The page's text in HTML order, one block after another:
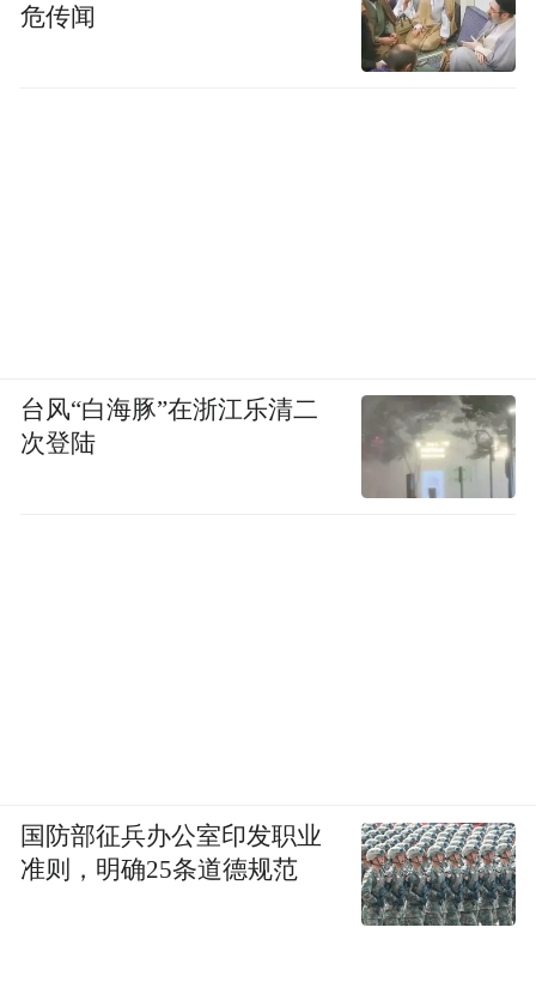
危传闻
台风“白海豚”在浙江乐清二
次登陆
国防部征兵办公室印发职业
准则，明确25条道德规范